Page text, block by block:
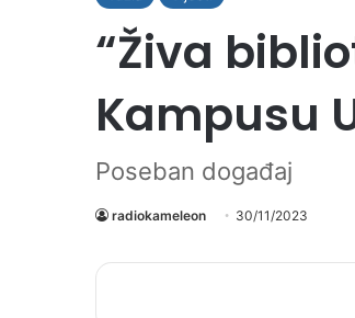
“Živa
Kampusu
Poseban događaj
radiokameleon 30/11/2023